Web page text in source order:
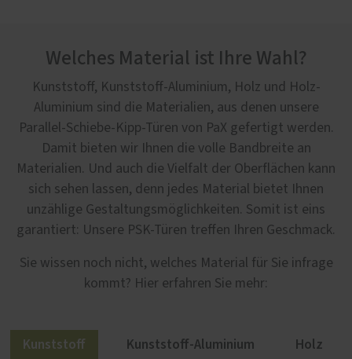
Welches Material ist Ihre Wahl?
Kunststoff, Kunststoff-Aluminium, Holz und Holz-
Aluminium sind die Materialien, aus denen unsere
Parallel-Schiebe-Kipp-Türen von PaX gefertigt werden.
Damit bieten wir Ihnen die volle Bandbreite an
Materialien. Und auch die Vielfalt der Oberflächen kann
sich sehen lassen, denn jedes Material bietet Ihnen
unzählige Gestaltungsmöglichkeiten. Somit ist eins
garantiert: Unsere PSK-Türen treffen Ihren Geschmack.
Sie wissen noch nicht, welches Material für Sie infrage
kommt? Hier erfahren Sie mehr:
Kunststoff Kunststoff-Aluminium
Holz